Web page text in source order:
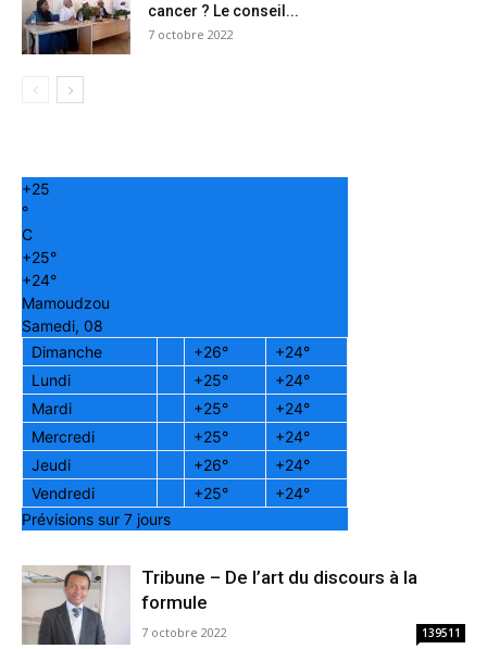
cancer ? Le conseil...
7 octobre 2022
+25
°
C
+25°
+24°
Mamoudzou
Samedi, 08
Dimanche
+26° +24°
Lundi
+25° +24°
Mardi
+25° +24°
Mercredi
+25° +24°
Jeudi
+26° +24°
Vendredi
+25° +24°
Prévisions sur 7 jours
Tribune – De l’art du discours à la
formule
7 octobre 2022 139511